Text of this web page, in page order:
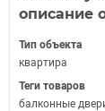
описание
Тип объекта
квартира
Теги товаров
балконные